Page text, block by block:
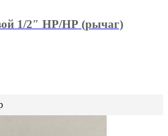
1/2″ НР/НР (рычаг)